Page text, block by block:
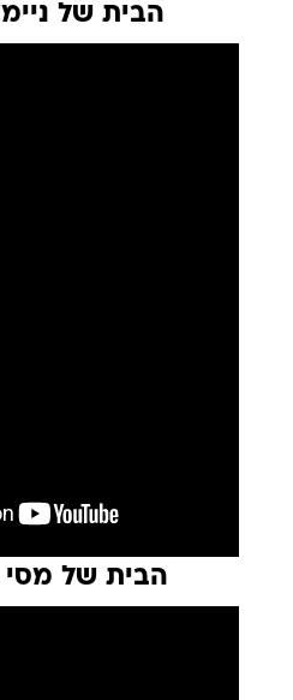
הבית של
הבית של מסי